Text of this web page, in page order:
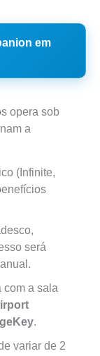
em
opera sob
a
(Infinite,
será
com a sala
.
variar de 2